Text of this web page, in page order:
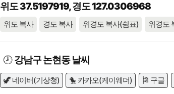
위도 37.5197919, 경도 127.0306968
위도 복사 경도 복사 위경도 복사(쉼표) 위경도
🕗강남구 논현동 날씨
🦖 네이버(기상청) 🐤 카카오(케이웨더) 🎏 구글